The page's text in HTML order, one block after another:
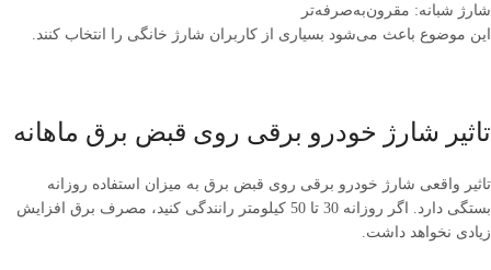
شارژ شبانه: مقرون‌به‌صرفه‌تر
این موضوع باعث می‌شود بسیاری از کاربران شارژ خانگی را انتخاب کنند.
تاثیر شارژ خودرو برقی روی قبض برق ماهانه
تاثیر واقعی شارژ خودرو برقی روی قبض برق به میزان استفاده روزانه
بستگی دارد. اگر روزانه 30 تا 50 کیلومتر رانندگی کنید، مصرف برق افزایش
زیادی نخواهد داشت.